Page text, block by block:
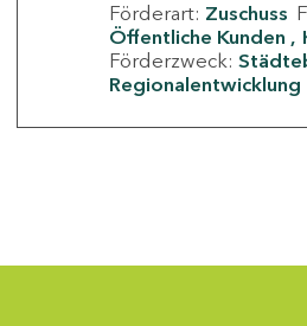
Förderart: Zuschuss
Öffentliche Kunden
Förderzweck:
Regionalentwicklung